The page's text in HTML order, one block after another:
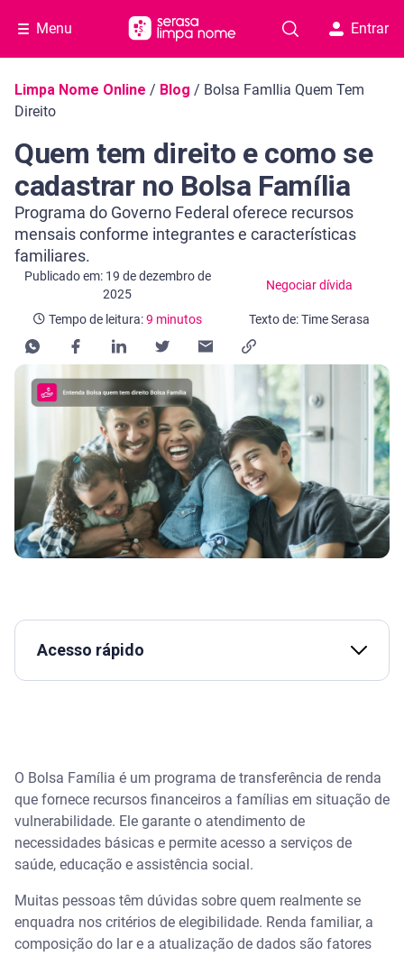
Menu Entrar
Navegação do blog
Limpa Nome Online / Blog / Bolsa FamIlia Quem Tem
Direito
Quem tem direito e como se
cadastrar no Bolsa Família
Programa do Governo Federal oferece recursos
mensais conforme integrantes e características
familiares.
Publicado em: 19 de dezembro de
2025
Negociar dívida
Categoria Negociar dívida
Tempo de leitura:9 minutos
Tempo de leitura: 9 minutos
Texto de: Time Serasa
Acesso rápido
Qual a renda familiar para receber o benefício?
Como fazer o cadastro no Bolsa Família?
CPF?
Condições de saúde e educação do programa
O Bolsa Família é um programa de transferência de renda
que fornece recursos financeiros a famílias em situação de
vulnerabilidade. Ele garante o atendimento de
necessidades básicas e permite acesso a serviços de
saúde, educação e assistência social.
Muitas pessoas têm dúvidas sobre quem realmente se
enquadra nos critérios de elegibilidade. Renda familiar, a
composição do lar e a atualização de dados são fatores